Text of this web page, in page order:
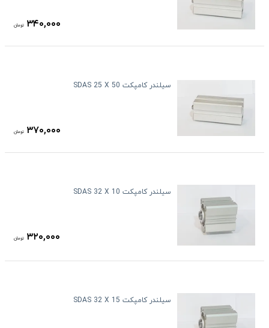
۳۴۰,۰۰۰ تومان
سیلندر کامپکت SDAS 25 X 50
۳۷۰,۰۰۰ تومان
سیلندر کامپکت SDAS 32 X 10
۳۲۰,۰۰۰ تومان
سیلندر کامپکت SDAS 32 X 15